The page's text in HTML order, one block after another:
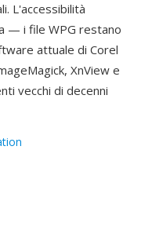
L'accessibilità
— i file WPG restano
attuale di Corel
XnView e
vecchi di decenni